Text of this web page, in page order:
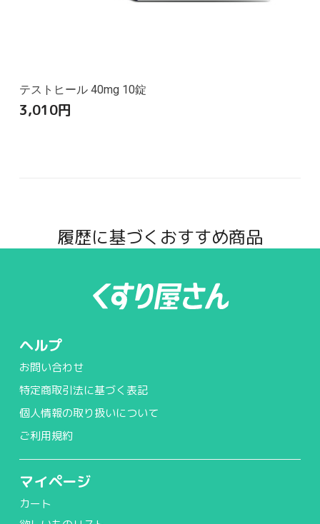
テストヒール 40mg 10錠
3,010円
履歴に基づくおすすめ商品
ヘルプ
お問い合わせ
特定商取引法に基づく表記
個人情報の取り扱いについて
ご利用規約
マイページ
カート